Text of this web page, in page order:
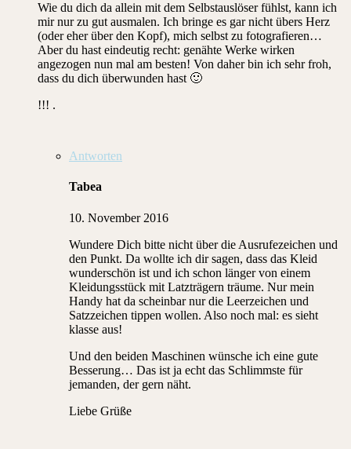
Wie du dich da allein mit dem Selbstauslöser fühlst, kann ich
mir nur zu gut ausmalen. Ich bringe es gar nicht übers Herz
(oder eher über den Kopf), mich selbst zu fotografieren…
Aber du hast eindeutig recht: genähte Werke wirken
angezogen nun mal am besten! Von daher bin ich sehr froh,
dass du dich überwunden hast 🙂
!!! .
Antworten
Tabea
10. November 2016
Wundere Dich bitte nicht über die Ausrufezeichen und
den Punkt. Da wollte ich dir sagen, dass das Kleid
wunderschön ist und ich schon länger von einem
Kleidungsstück mit Latzträgern träume. Nur mein
Handy hat da scheinbar nur die Leerzeichen und
Satzzeichen tippen wollen. Also noch mal: es sieht
klasse aus!
Und den beiden Maschinen wünsche ich eine gute
Besserung… Das ist ja echt das Schlimmste für
jemanden, der gern näht.
Liebe Grüße